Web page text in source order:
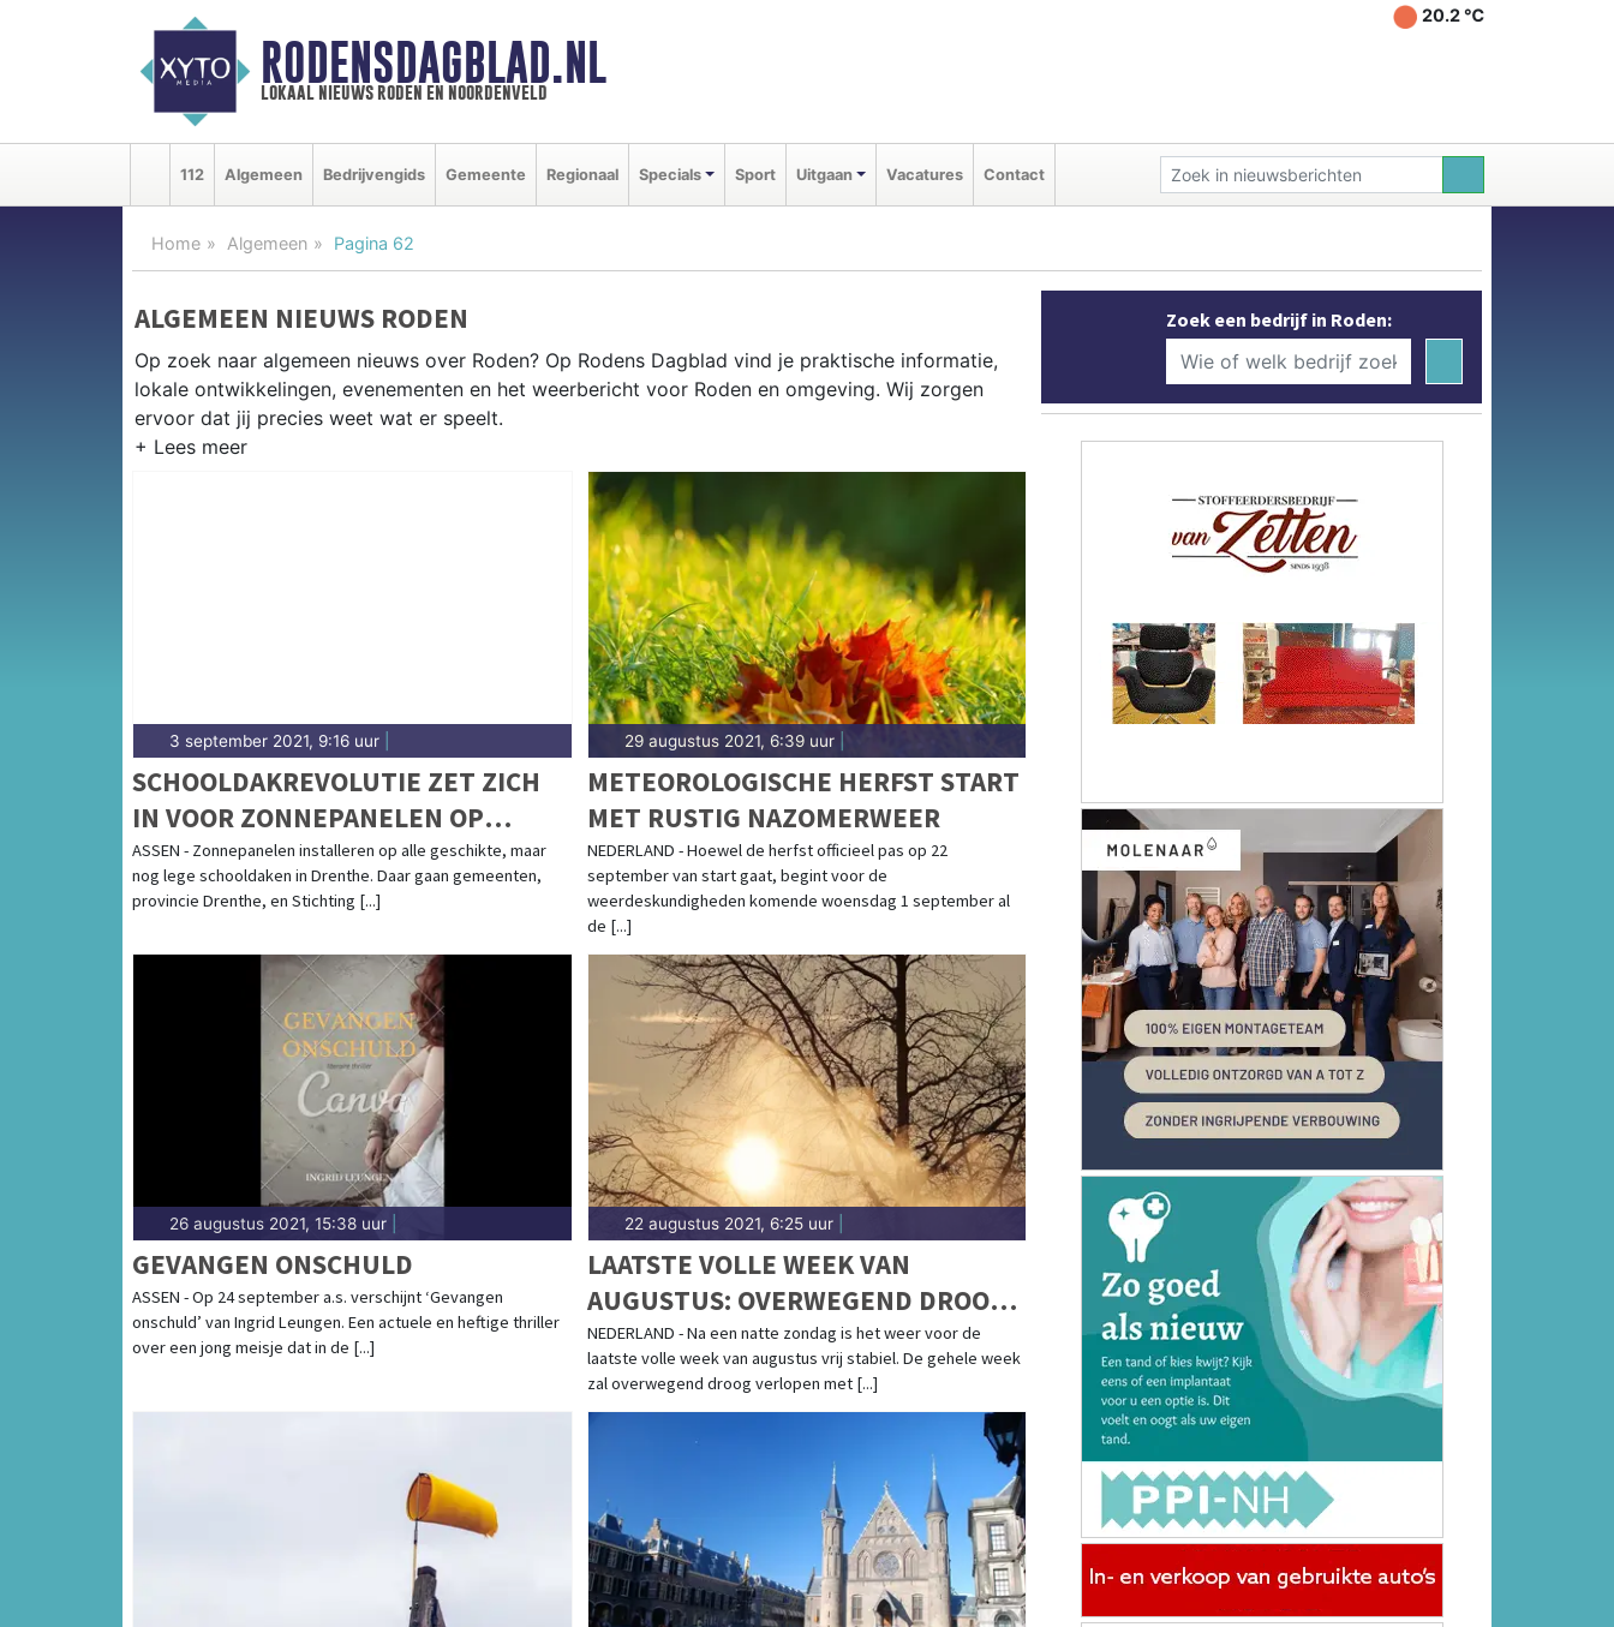
RODENSDAGBLAD.NL
lokaal nieuws roden en noordenveld
20.2 ℃
112 Algemeen Bedrijvengids Gemeente Regionaal Specials Sport Uitgaan Vacatures Contact
Home Algemeen Pagina 62
ALGEMEEN NIEUWS RODEN
Op zoek naar algemeen nieuws over Roden? Op Rodens Dagblad vind je praktische informatie,
lokale ontwikkelingen, evenementen en het weerbericht voor Roden en omgeving. Wij zorgen
ervoor dat jij precies weet wat er speelt.
Van werkzaamheden op de N372 en evenementen als de Roder Markt tot het weersbericht voor
de regio Noordenveld en het noorden van Drenthe.
3 september 2021, 9:16 uur
SCHOOLDAKREVOLUTIE ZET ZICH
IN VOOR ZONNEPANELEN OP
DRENTSE SCHOLEN
ASSEN - Zonnepanelen installeren op alle geschikte, maar
nog lege schooldaken in Drenthe. Daar gaan gemeenten,
provincie Drenthe, en Stichting [...]
29 augustus 2021, 6:39 uur|
METEOROLOGISCHE HERFST START
MET RUSTIG NAZOMERWEER
NEDERLAND - Hoewel de herfst officieel pas op 22
september van start gaat, begint voor de
weerdeskundigheden komende woensdag 1 september al
de [...]
26 augustus 2021, 15:38 uur
GEVANGEN ONSCHULD
ASSEN - Op 24 september a.s. verschijnt ‘Gevangen
onschuld’ van Ingrid Leungen. Een actuele en heftige thriller
over een jong meisje dat in de [...]
22 augustus 2021, 6:25 uur|
LAATSTE VOLLE WEEK VAN
AUGUSTUS: OVERWEGEND DROOG
MET REGELMATIG ZON
NEDERLAND - Na een natte zondag is het weer voor de
laatste volle week van augustus vrij stabiel. De gehele week
zal overwegend droog verlopen met [...]
Zoek een bedrijf in Roden: